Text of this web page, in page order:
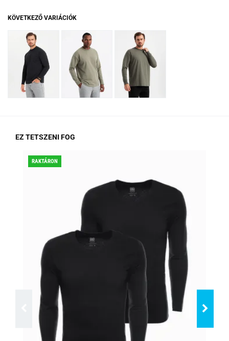
KÖVETKEZŐ VARIÁCIÓK
EZ TETSZENI FOG
RAKTÁRON